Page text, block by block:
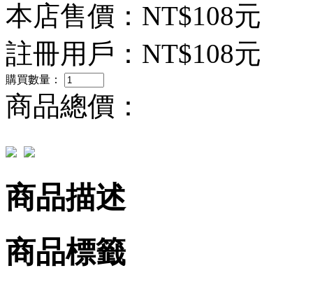
本店售價： NT$108元
註冊用戶： NT$108元
購買數量：
商品總價：
商品描述
商品標籤